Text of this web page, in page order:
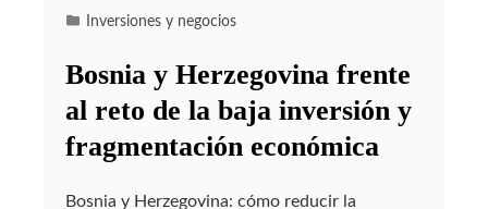
Inversiones y negocios
Bosnia y Herzegovina frente
al reto de la baja inversión y
fragmentación económica
Bosnia y Herzegovina: cómo reducir la